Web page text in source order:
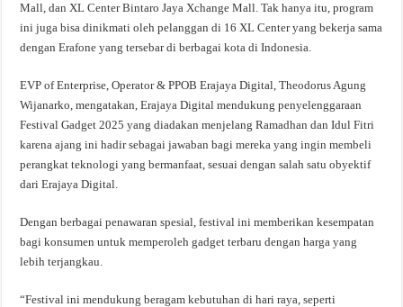
Mall, dan XL Center Bintaro Jaya Xchange Mall. Tak hanya itu, program
ini juga bisa dinikmati oleh pelanggan di 16 XL Center yang bekerja sama
dengan Erafone yang tersebar di berbagai kota di Indonesia.
EVP of Enterprise, Operator & PPOB Erajaya Digital, Theodorus Agung
Wijanarko, mengatakan, Erajaya Digital mendukung penyelenggaraan
Festival Gadget 2025 yang diadakan menjelang Ramadhan dan Idul Fitri
karena ajang ini hadir sebagai jawaban bagi mereka yang ingin membeli
perangkat teknologi yang bermanfaat, sesuai dengan salah satu obyektif
dari Erajaya Digital.
Dengan berbagai penawaran spesial, festival ini memberikan kesempatan
bagi konsumen untuk memperoleh gadget terbaru dengan harga yang
lebih terjangkau.
“Festival ini mendukung beragam kebutuhan di hari raya, seperti